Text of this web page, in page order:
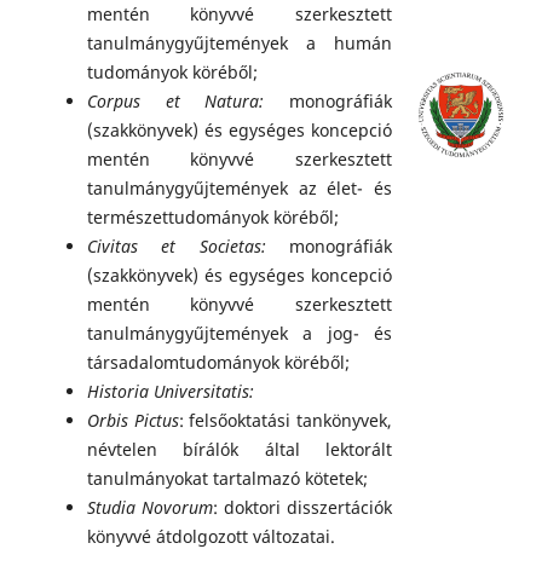
mentén könyvvé szerkesztett
tanulmánygyűjtemények a humán
tudományok köréből;
Corpus et Natura: monográfiák
(szakkönyvek) és egységes koncepció
mentén könyvvé szerkesztett
tanulmánygyűjtemények az élet- és
természettudományok köréből;
Civitas et Societas: monográfiák
(szakkönyvek) és egységes koncepció
mentén könyvvé szerkesztett
tanulmánygyűjtemények a jog- és
társadalomtudományok köréből;
Historia Universitatis:
Orbis Pictus: felsőoktatási tankönyvek,
névtelen bírálók által lektorált
tanulmányokat tartalmazó kötetek;
Studia Novorum: doktori disszertációk
könyvvé átdolgozott változatai.